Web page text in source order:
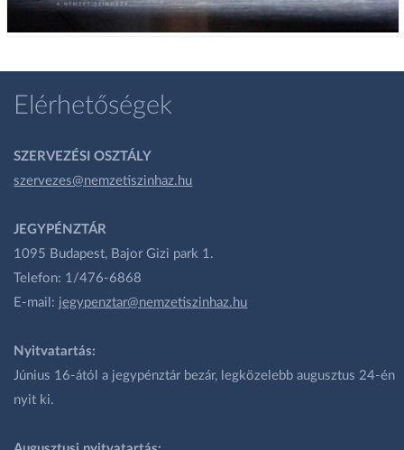
Elérhetőségek
SZERVEZÉSI OSZTÁLY
szervezes@nemzetiszinhaz.hu
JEGYPÉNZTÁR
1095 Budapest, Bajor Gizi park 1.
Telefon: 1/476-6868
E-mail: jegypenztar@nemzetiszinhaz.hu
Nyitvatartás:
Június 16-ától a jegypénztár bezár, legközelebb augusztus 24-én
nyit ki.